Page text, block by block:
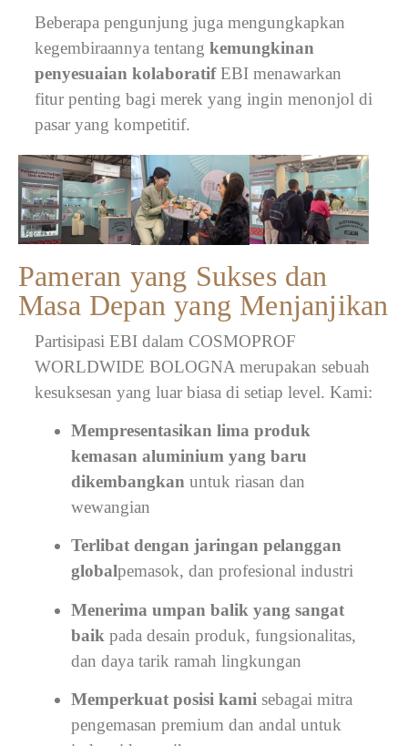
Beberapa pengunjung juga mengungkapkan
kegembiraannya tentang kemungkinan
penyesuaian kolaboratifEBI menawarkan
fitur penting bagi merek yang ingin menonjol di
pasar yang kompetitif.
Pameran yang Sukses dan
Masa Depan yang Menjanjikan
Partisipasi EBI dalam COSMOPROF
WORLDWIDE BOLOGNA merupakan sebuah
kesuksesan yang luar biasa di setiap level. Kami:
Mempresentasikan lima produk
kemasan aluminium yang baru
dikembangkan untuk riasan dan
wewangian
Terlibat dengan jaringan pelanggan
globalpemasok, dan profesional industri
Menerima umpan balik yang sangat
baik pada desain produk, fungsionalitas,
dan daya tarik ramah lingkungan
Memperkuat posisi kami sebagai mitra
pengemasan premium dan andal untuk